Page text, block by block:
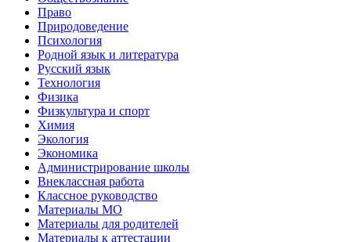
Право
Природоведение
Психология
Родной язык и литература
Русский язык
Технология
Физика
Физкультура и спорт
Химия
Экология
Экономика
Администрирование школы
Внеклассная работа
Классное руководство
Материалы МО
Материалы для родителей
Материалы к аттестации